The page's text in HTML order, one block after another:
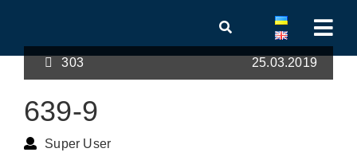
303 25.03.2019
639-9
Super User